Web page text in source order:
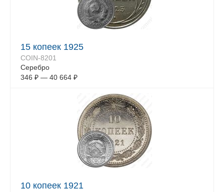
15 копеек 1925
COIN-8201
Серебро
346 ₽ — 40 664 ₽
10 копеек 1921